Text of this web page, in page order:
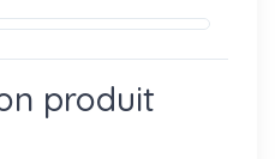
produit